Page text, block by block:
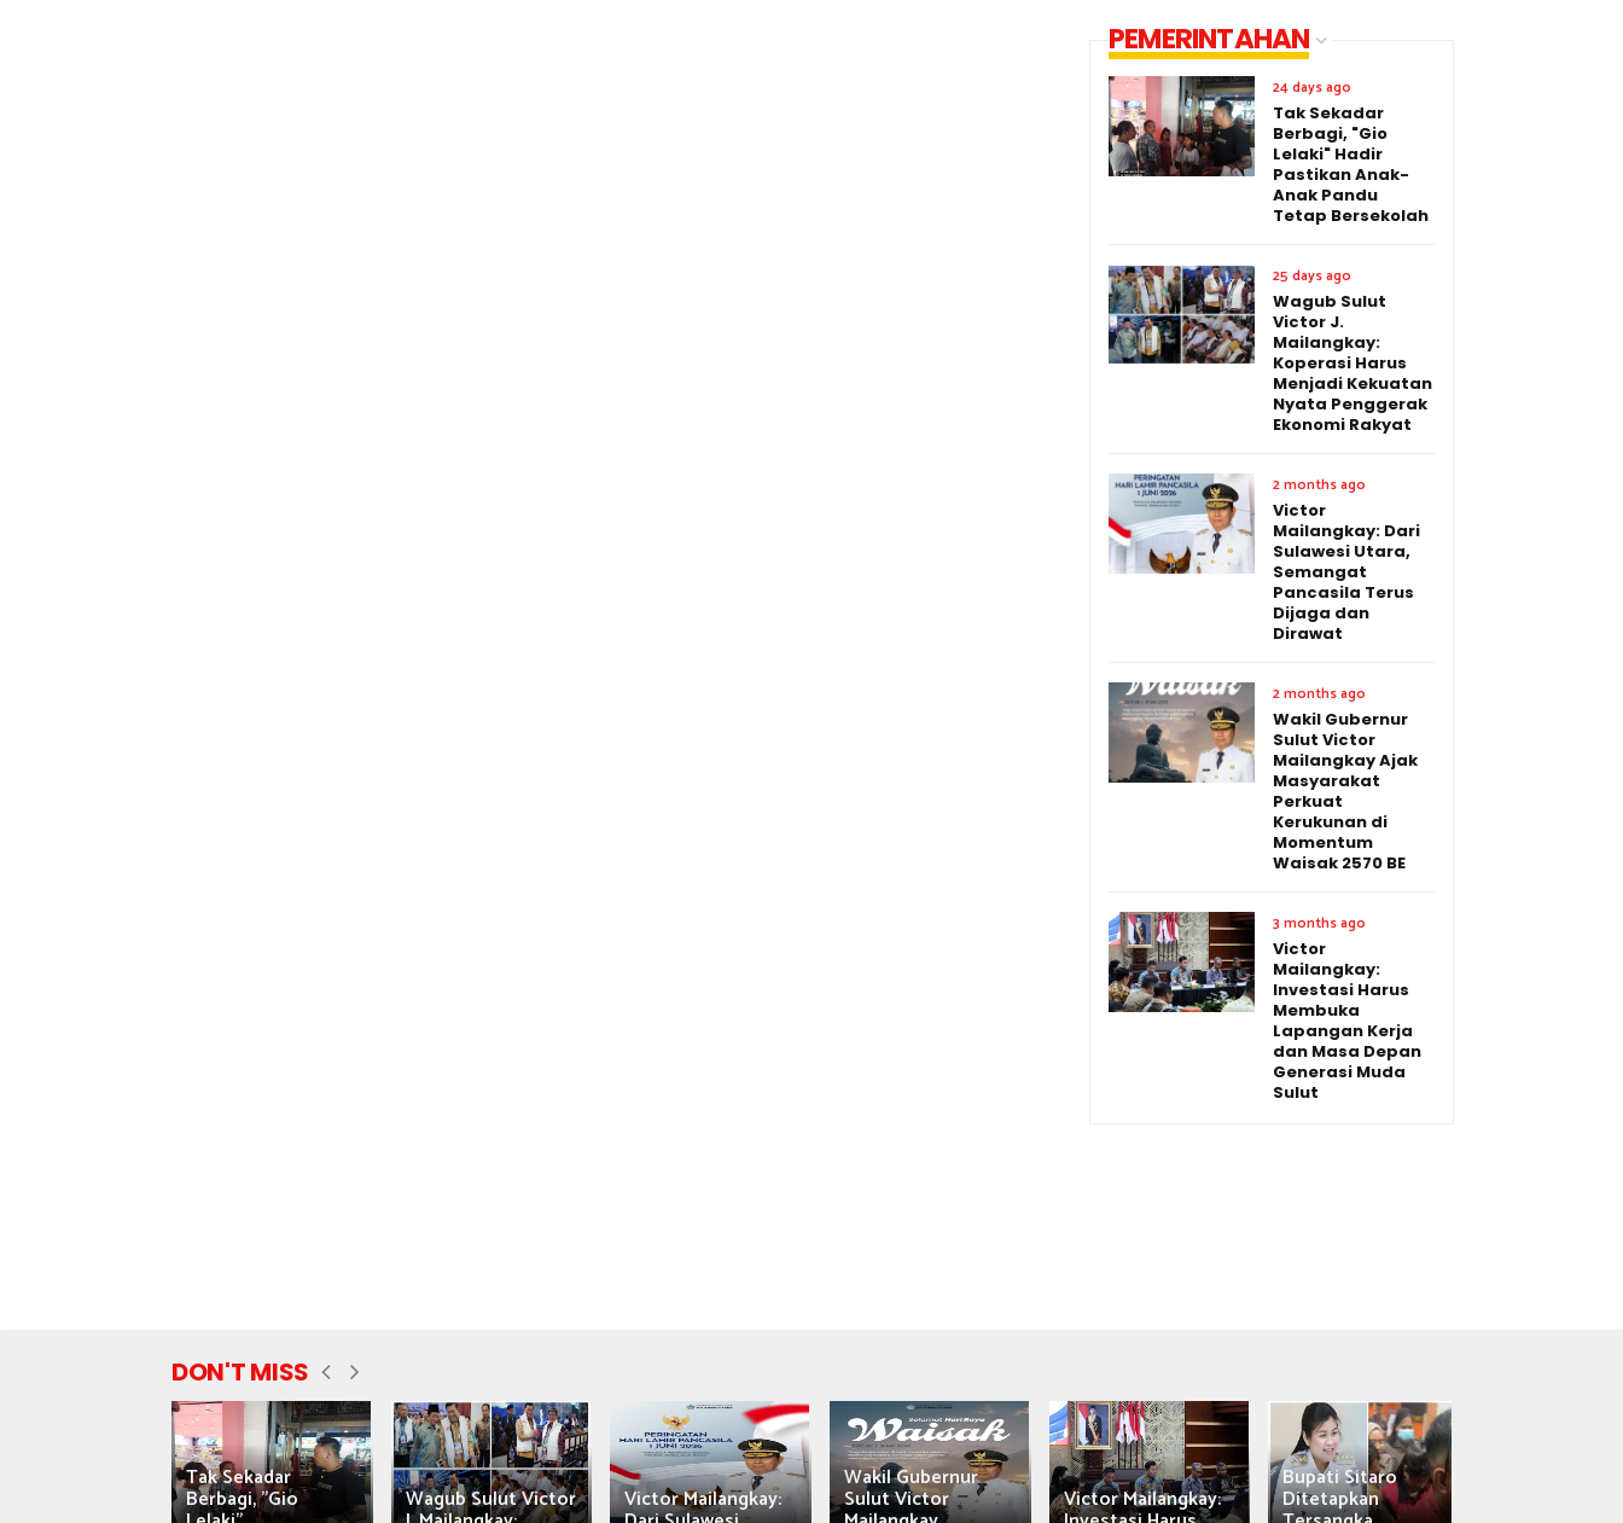
PEMERINTAHAN
24 days ago
Tak Sekadar
Berbagi, "Gio
Lelaki" Hadir
Pastikan Anak-
Anak Pandu
Tetap Bersekolah
25 days ago
Wagub Sulut
Victor J.
Mailangkay:
Koperasi Harus
Menjadi Kekuatan
Nyata Penggerak
Ekonomi Rakyat
2 months ago
Victor
Mailangkay: Dari
Sulawesi Utara,
Semangat
Pancasila Terus
Dijaga dan
Dirawat
2 months ago
Wakil Gubernur
Sulut Victor
Mailangkay Ajak
Masyarakat
Perkuat
Kerukunan di
Momentum
Waisak 2570 BE
3 months ago
Victor
Mailangkay:
Investasi Harus
Membuka
Lapangan Kerja
dan Masa Depan
Generasi Muda
Sulut
DON'T MISS
Tak Sekadar
Berbagi, "Gio Wagub Sulut Victor Victor Mailangkay:
Wakil Gubernur
Sulut Victor Victor Mailangkay:
Bupati Sitaro
Ditetapkan